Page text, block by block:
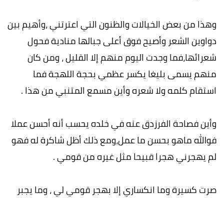
وهذا من بعض الخيالات والظنون التي اعترتني ،وأهيم بين
دواوين الشعر وأصيح فوق أعلى جبالها منادية فحول
شعرائها،فما وجدت اليوم منهم إلا القليل ، ومن كان
منهم يسمى بليغا يكسر عظمي بحجة اللهجة فما
استقام كلمه ولا شعره وأين مسمع المتنبي من هذا .
وأين فصاحة الفرزدق عنه في خلده يحسب أنه أحسن عملا
فوالله ماهو بحسن ما عمل،ومع ذلك أظل شاكرة له فهو
لم يهجرني هجرا قبيحا مثل غيره من قومي .
صرت كسيرة وما انكساري إلا بهجر قومي لي ، وما يجبر